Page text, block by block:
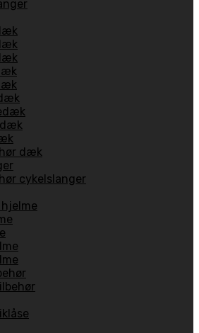
dæk
dæk
cykelslanger